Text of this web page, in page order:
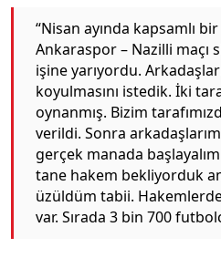
“Nisan ayında kapsamlı
Ankaraspor – Nazilli maçı
işine yarıyordu.
koyulmasını istedik. İki
oynanmış. Bizim
verildi. Sonra
gerçek manada
tane hakem bekliyorduk
üzüldüm tabii.
var. Sırada 3 bin 700